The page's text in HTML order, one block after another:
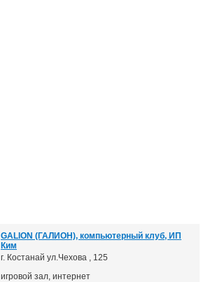
GALION (ГАЛИОН), компьютерный клуб, ИП
Ким
г. Костанай ул.Чехова , 125
игровой зал, интернет